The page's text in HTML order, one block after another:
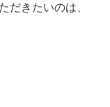
だきたいのは、